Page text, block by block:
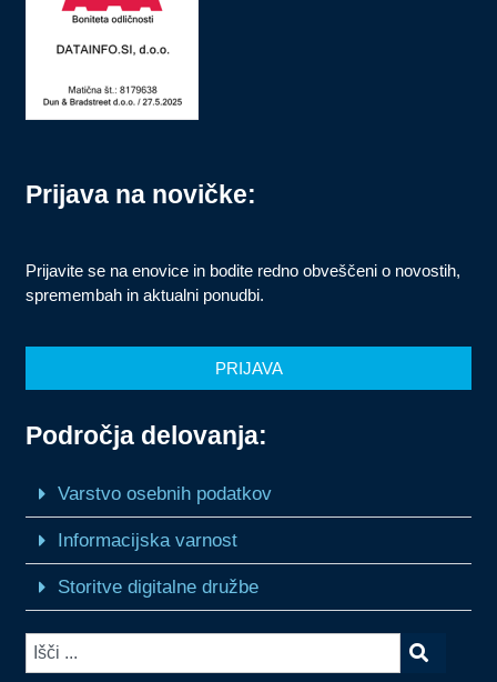
Področja delovanja:
Varstvo osebnih podatkov
Informacijska varnost
Storitve digitalne družbe
Prijava na novičke:
Prijavite se na enovice in bodite redno obveščeni o novostih,
spremembah in aktualni ponudbi.
PRIJAVA